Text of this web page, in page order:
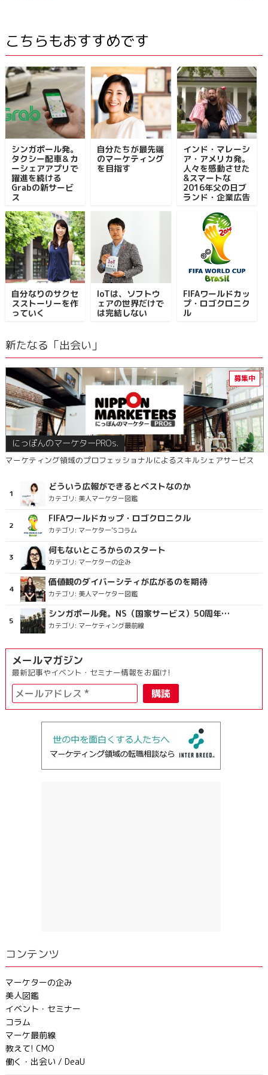
こちらもおすすめです
シンガポール発。
タクシー配車＆カ
ーシェアアプリで
躍進を続ける
Grabの新サービ
ス
自分たちが最先端
のマーケティング
を目指す
インド・マレーシ
ア・アメリカ発。
人々を感動させた
&スマートな
2016年父の日ブ
ランド・企業広告
自分なりのサクセ
スストーリーを作
っていく
IoTは、ソフトウ
ェアの世界だけで
は完結しない
FIFAワールドカッ
プ・ロゴクロニク
ル
新たなる「出会い」
にっぽんのマーケターPROs.
マーケティング領域のプロフェッショナルによるスキルシェアサービス
どういう広報ができるとベストなのか
カテゴリ: 美人マーケター図鑑
FIFAワールドカップ・ロゴクロニクル
カテゴリ: マーケター’Sコラム
何もないところからのスタート
カテゴリ: マーケターの企み
価値観のダイバーシティが広がるのを期待
カテゴリ: 美人マーケター図鑑
シンガポール発。NS（国家サービス）50周年を祝うラッピングバス＆マクドナルドの限定新商品
カテゴリ: マーケティング最前線
メールマガジン
最新記事やイベント・セミナー情報をお届け!
コンテンツ
マーケターの企み
美人図鑑
イベント・セミナー
コラム
マーケ最前線
教えて! CMO
働く・出会い / DeaU